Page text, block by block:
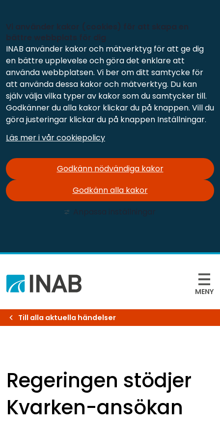
INAB använder kakor och mätverktyg för att ge dig
en bättre upplevelse och göra det enklare att
använda webbplatsen. Vi ber om ditt samtycke för
att använda dessa kakor och mätverktyg. Du kan
själv välja vilka typer av kakor som du samtycker till.
Godkänner du alla kakor klickar du på knappen. Vill du
göra justeringar klickar du på knappen Inställningar.
Läs mer i vår cookiepolicy
Godkänn nödvändiga kakor
Godkänn alla kakor
MENY
Till alla aktuella händelser
Regeringen stödjer
Kvarken-ansökan